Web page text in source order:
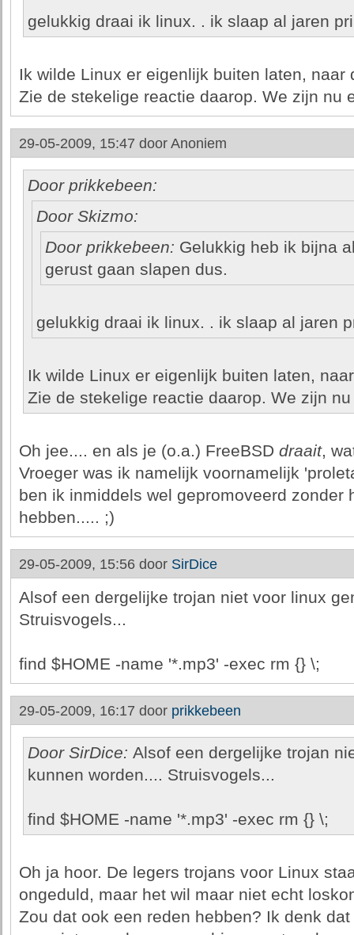
gelukkig draai ik linux. . ik slaap al jaren
Ik wilde Linux er eigenlijk buiten laten, naar
Zie de stekelige reactie daarop. We zijn nu
29-05-2009, 15:47 door Anoniem
Door prikkebeen:
Door Skizmo:
Door prikkebeen: Gelukkig heb ik bijna
gerust gaan slapen dus.
gelukkig draai ik linux. . ik slaap al jaren
Ik wilde Linux er eigenlijk buiten laten,
Zie de stekelige reactie daarop. We zijn
Oh jee.... en als je (o.a.) FreeBSD draait,
Vroeger was ik namelijk voornamelijk
ben ik inmiddels wel gepromoveerd zonder
hebben..... ;)
29-05-2009, 15:56 door SirDice
Alsof een dergelijke trojan niet voor linux
Struisvogels...
find $HOME -name '*.mp3' -exec rm {} \;
29-05-2009, 16:17 door prikkebeen
Door SirDice: Alsof een dergelijke trojan
kunnen worden.... Struisvogels...
find $HOME -name '*.mp3' -exec rm {} \;
Oh ja hoor. De legers trojans voor Linux
ongeduld, maar het wil maar niet echt
Zou dat ook een reden hebben? Ik denk